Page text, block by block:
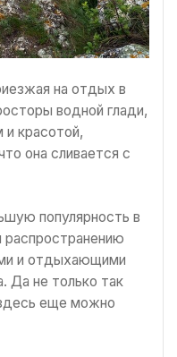
на отдых в
водной глади,
красотой,
она сливается с
популярность в
распространению
и отдыхающими
Да не только так
еще можно